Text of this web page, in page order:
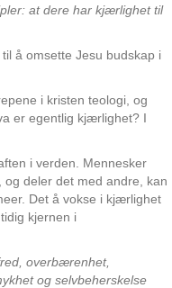
at dere har kjærlighet til
å omsette Jesu budskap i
i kristen teologi, og
er egentlig kjærlighet? I
i verden. Mennesker
deler det med andre, kan
Det å vokse i kjærlighet
kjernen i
overbærenhet,
og selvbeherskelse